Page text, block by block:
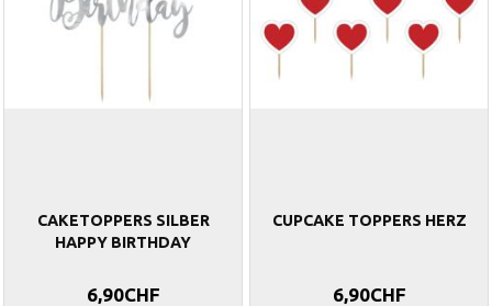
CAKETOPPERS SILBER
HAPPY BIRTHDAY
6,90CHF
CUPCAKE TOPPERS HERZ
6,90CHF